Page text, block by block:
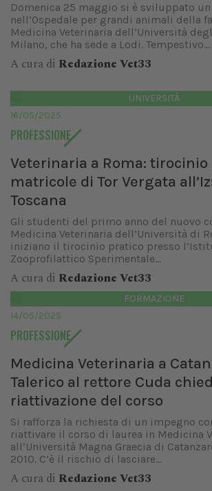
Domenica 25 maggio si è sviluppato
nell’Ospedale per grandi animali della
Medicina Veterinaria dell’Università
Milano, che ha sede a Lodi. Tempestivo...
A cura di Redazione Vet33
UNIVERSITÀ
16/05/2025
PROFESSIONE
Veterinaria a Roma: tirocinio
matricole di Tor Vergata
Toscana
Gli studenti del primo anno del nuovo
Medicina Veterinaria dell’Università di
iniziano il tirocinio pratico presso
Zooprofilattico Sperimentale...
A cura di Redazione Vet33
FORMAZIONE
14/05/2025
PROFESSIONE
Medicina Veterinaria a
Talerico al rettore Cuda
riattivazione del corso
Si rafforza la richiesta di un impegno
riattivare il corso di laurea in Medicina
all’Università Magna Graecia di
2010. C’è il rischio di lasciare...
A cura di Redazione Vet33